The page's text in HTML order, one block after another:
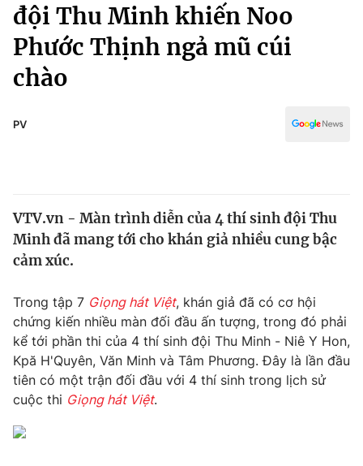
Chính trị
Xã hội
Tin tức
Thế giới đó đây
Kinh tế
Thị trường
Góc doanh nghiệp
Truyền hình
Phim VTV
Hậu trường
Nhân vật
Giải trí
Đời sống
Truyền hình
Văn hóa - Giải trí
Đời sống
đội Thu Minh khiến Noo
Phước Thịnh ngả mũ cúi
chào
PV
VTV.vn - Màn trình diễn của 4 thí sinh đội Thu
Minh đã mang tới cho khán giả nhiều cung bậc
cảm xúc.
Trong tập 7 Giọng hát Việt, khán giả đã có cơ hội
chứng kiến nhiều màn đối đầu ấn tượng, trong đó phải
kể tới phần thi của 4 thí sinh đội Thu Minh - Niê Y Hon,
Kpă H'Quyên, Văn Minh và Tâm Phương. Đây là lần đầu
tiên có một trận đối đầu với 4 thí sinh trong lịch sử
cuộc thi Giọng hát Việt.